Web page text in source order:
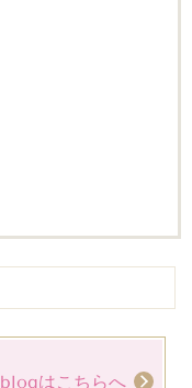
blogはこちらへ